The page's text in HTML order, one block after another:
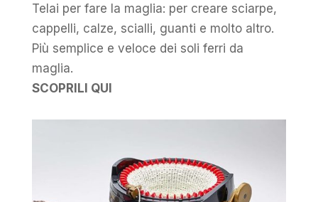
Telai per fare la maglia: per creare sciarpe,
cappelli, calze, scialli, guanti e molto altro.
Più semplice e veloce dei soli ferri da
maglia.
SCOPRILI QUI